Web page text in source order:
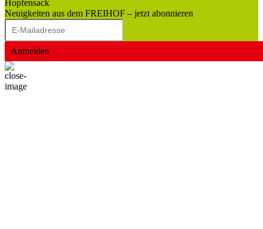
Neuigkeiten aus dem FREIHOF – jetzt abonnieren
Anmelden